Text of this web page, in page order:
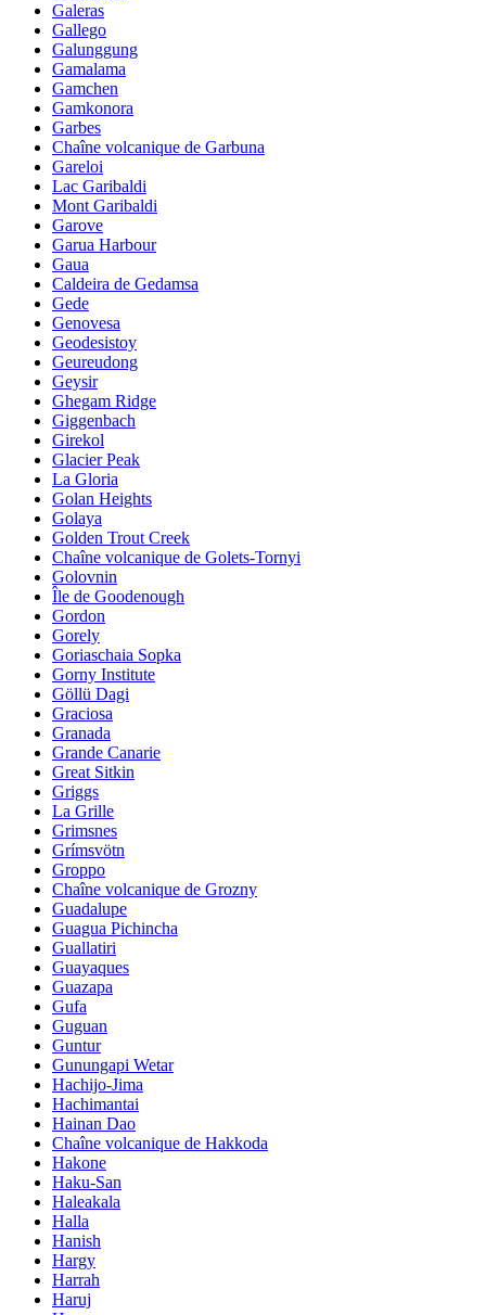
Galeras
Gallego
Galunggung
Gamalama
Gamchen
Gamkonora
Garbes
Chaîne volcanique de Garbuna
Gareloi
Lac Garibaldi
Mont Garibaldi
Garove
Garua Harbour
Gaua
Caldeira de Gedamsa
Gede
Genovesa
Geodesistoy
Geureudong
Geysir
Ghegam Ridge
Giggenbach
Girekol
Glacier Peak
La Gloria
Golan Heights
Golaya
Golden Trout Creek
Chaîne volcanique de Golets-Tornyi
Golovnin
Île de Goodenough
Gordon
Gorely
Goriaschaia Sopka
Gorny Institute
Göllü Dagi
Graciosa
Granada
Grande Canarie
Great Sitkin
Griggs
La Grille
Grimsnes
Grímsvötn
Groppo
Chaîne volcanique de Grozny
Guadalupe
Guagua Pichincha
Guallatiri
Guayaques
Guazapa
Gufa
Guguan
Guntur
Gunungapi Wetar
Hachijo-Jima
Hachimantai
Hainan Dao
Chaîne volcanique de Hakkoda
Hakone
Haku-San
Haleakala
Halla
Hanish
Hargy
Harrah
Haruj